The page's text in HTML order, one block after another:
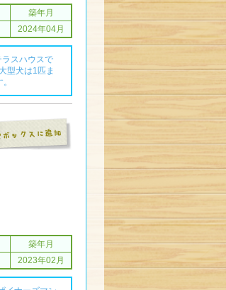
築年月
2024年04月
スハウスで
型犬は1匹ま
築年月
2023年02月